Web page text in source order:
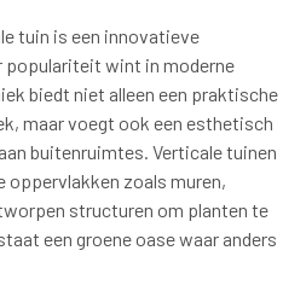
tuin is een innovatieve
populariteit wint in moderne
biedt niet alleen een praktische
maar voegt ook een esthetisch
buitenruimtes. Verticale tuinen
oppervlakken zoals muren,
structuren om planten te
een groene oase waar anders